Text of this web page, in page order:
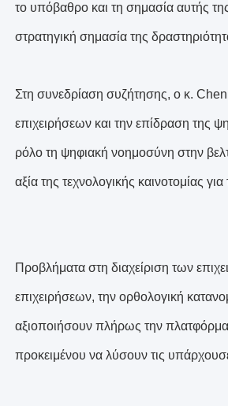
το υπόβαθρο και τη σημασία αυτής
στρατηγική σημασία της
Στη συνεδρίαση συζήτησης, ο κ.
επιχειρήσεων και την επίδραση της
ρόλο τη ψηφιακή νοημοσύνη στην
αξία της τεχνολογικής καινοτομίας για
Προβλήματα στη διαχείριση των
επιχειρήσεων, την ορθολογική
αξιοποιήσουν πλήρως την
προκειμένου να λύσουν τις